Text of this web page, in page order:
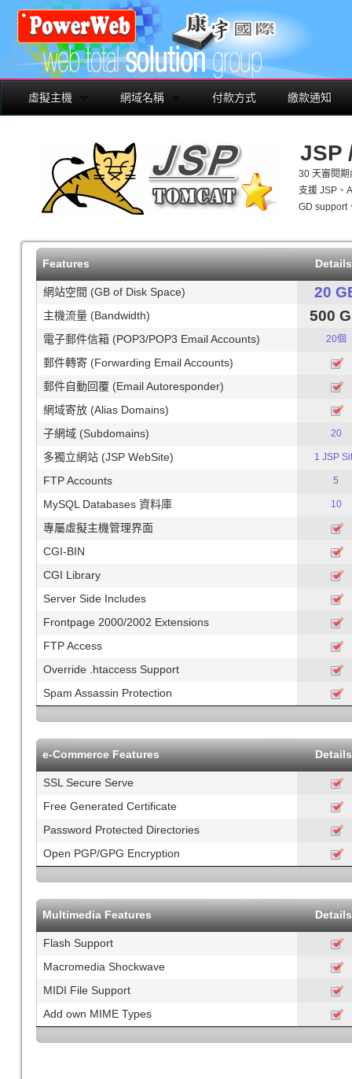
虛擬主機 網域名稱 付款方式 繳款通知
JSP
30 天審閱
支援 JSP、
GD support
Features Details
網站空間 (GB of Disk Space) 20
主機流量 (Bandwidth) 500
電子郵件信箱 (POP3/POP3 Email Accounts) 20個
郵件轉寄 (Forwarding Email Accounts)
郵件自動回覆 (Email Autoresponder)
網域寄放 (Alias Domains)
子網域 (Subdomains)
20
多獨立網站 (JSP WebSite) 1 JSP
FTP Accounts 5
MySQL Databases 資料庫 10
專屬虛擬主機管理界面
CGI-BIN
CGI Library
Server Side Includes
Frontpage 2000/2002 Extensions
FTP Access
Override .htaccess Support
Spam Assassin Protection
e-Commerce Features Details
SSL Secure Serve
Free Generated Certificate
Password Protected Directories
Open PGP/GPG Encryption
Multimedia Features Details
Flash Support
Macromedia Shockwave
MIDI File Support
Add own MIME Types